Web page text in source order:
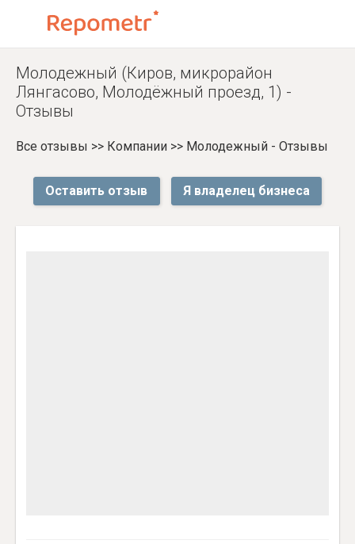
Молодежный (Киров, микрорайон
Лянгасово, Молодёжный проезд, 1) -
Отзывы
Все отзывы >> Компании >> Молодежный - Отзывы
Оставить отзыв Я владелец бизнеса